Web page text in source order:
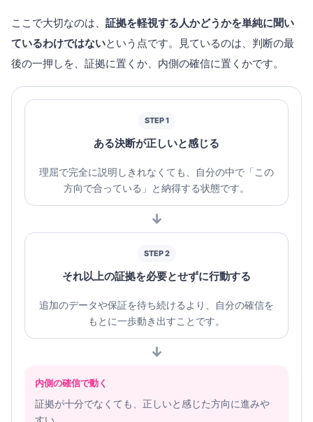
ここで大切なのは、 証拠を軽視する人かどうかを単純に聞い
ているわけではないという点です。見ているのは、判断の最
後の一押しを、証拠に置くか、内側の確信に置くかです。
STEP 1
ある決断が正しいと感じる
理屈で完全に説明しきれなくても、自分の中で「この
方向で合っている」と納得する状態です。
↓
STEP 2
それ以上の証拠を必要とせずに行動する
追加のデータや保証を待ち続けるより、自分の確信を
もとに一歩動き出すことです。
↓
内側の確信で動く
証拠が十分でなくても、正しいと感じた方向に進みや